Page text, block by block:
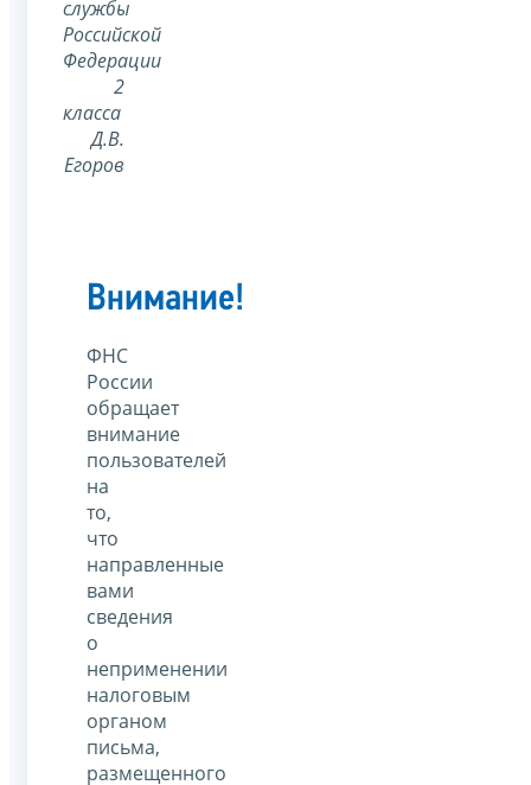
службы
Российской
Федерации
2
класса
Д.В.
Егоров
Внимание!
ФНС
России
обращает
внимание
пользователей
на
то,
что
направленные
вами
сведения
о
неприменении
налоговым
органом
письма,
размещенного